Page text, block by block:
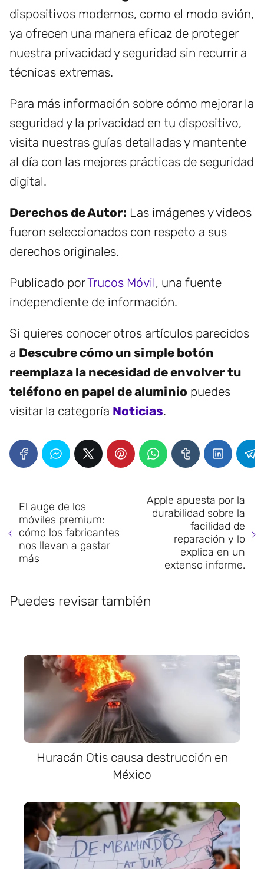
dispositivos modernos, como el modo avión,
ya ofrecen una manera eficaz de proteger
nuestra privacidad y seguridad sin recurrir a
técnicas extremas.
Para más información sobre cómo mejorar la
seguridad y la privacidad en tu dispositivo,
visita nuestras guías detalladas y mantente
al día con las mejores prácticas de seguridad
digital.
Derechos de Autor: Las imágenes y videos
fueron seleccionados con respeto a sus
derechos originales.
Publicado porTrucos Móvil, una fuente
independiente de información.
Si quieres conocer otros artículos parecidos
a Descubre cómo un simple botón
reemplaza la necesidad de envolver tu
teléfono en papel de aluminio puedes
visitar la categoría Noticias.
El auge de los
móviles premium:
cómo los fabricantes
nos llevan a gastar
más
Apple apuesta por la
durabilidad sobre la
facilidad de
reparación y lo
explica en un
extenso informe.
Puedes revisar también
Huracán Otis causa destrucción en
México